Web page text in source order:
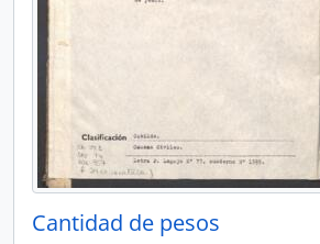
Cantidad de pesos